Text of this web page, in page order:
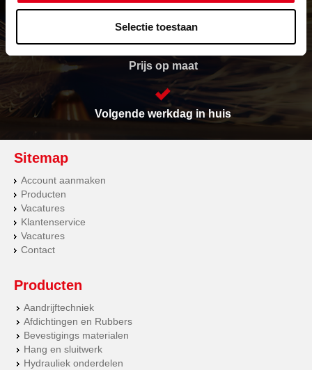
Selectie toestaan
Prijs op maat
Volgende werkdag in huis
Sitemap
Account aanmaken
Producten
Vacatures
Klantenservice
Vacatures
Contact
Producten
Aandrijftechniek
Afdichtingen en Rubbers
Bevestigings materialen
Hang en sluitwerk
Hydrauliek onderdelen